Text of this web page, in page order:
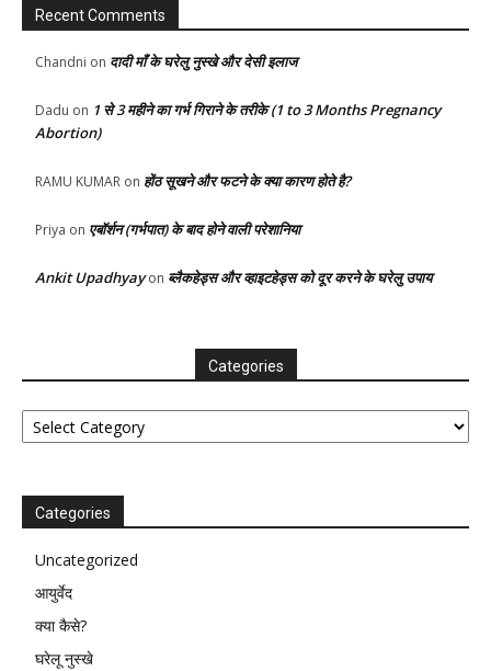
Recent Comments
Chandni on दादी माँ के घरेलु नुस्खे और देसी इलाज
Dadu on 1 से 3 महीने का गर्भ गिराने के तरीके (1 to 3 Months Pregnancy
Abortion)
RAMU KUMAR on होंठ सूखने और फटने के क्या कारण होते है?
Priya on एबॉर्शन (गर्भपात) के बाद होने वाली परेशानिया
Ankit Upadhyayon ब्लैकहेड्स और व्हाइटहेड्स को दूर करने के घरेलु उपाय
Categories
Categories
Categories
Uncategorized
आयुर्वेद
क्या कैसे?
घरेलू नुस्खे